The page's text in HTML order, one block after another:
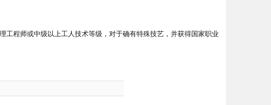
程师或中级以上工人技术等级，对于确有特殊技艺，并获得国家职业